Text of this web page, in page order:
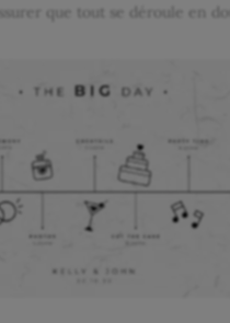
que tout se déroule en